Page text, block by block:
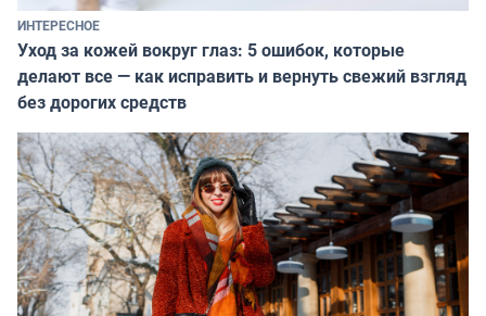
ИНТЕРЕСНОЕ
Уход за кожей вокруг глаз: 5 ошибок, которые
делают все — как исправить и вернуть свежий взгляд
без дорогих средств